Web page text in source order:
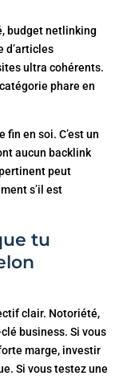
budget netlinking
d’articles
ultra cohérents.
phare en
fin en soi. C’est un
aucun backlink
peut
s’il est
tu
clair. Notoriété,
business. Si vous
marge, investir
Si vous testez une